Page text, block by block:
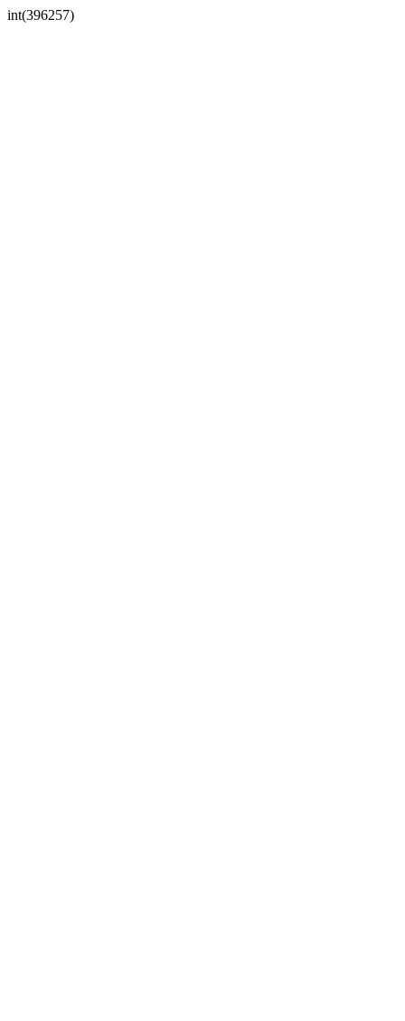
int(396257)